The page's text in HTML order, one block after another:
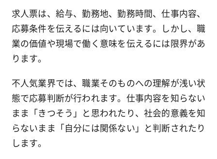
求人票は、給与、勤務地、勤務時間、仕事内容、
応募条件を伝えるには向いています。しかし、職
業の価値や現場で働く意味を伝えるには限界があ
ります。
不人気業界では、職業そのものへの理解が浅い状
態で応募判断が行われます。仕事内容を知らない
まま「きつそう」と思われたり、社会的意義を知
らないまま「自分には関係ない」と判断されたり
します。